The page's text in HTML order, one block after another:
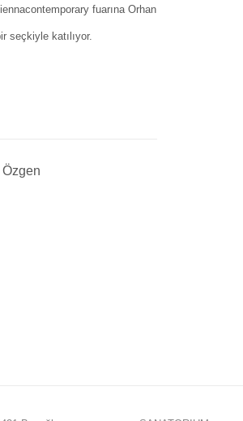
fuarına Orhan
seçkiyle katılıyor.
Özgen